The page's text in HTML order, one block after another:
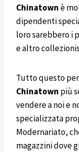
Chinatownè
dipendenti
loro sarebbero i
e altro
Tutto questo
Chinatown più
vendere a noi e
specializzata
Modernariato,
magazzini dove